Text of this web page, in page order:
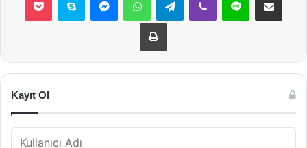
Yazdır
Kayıt Ol